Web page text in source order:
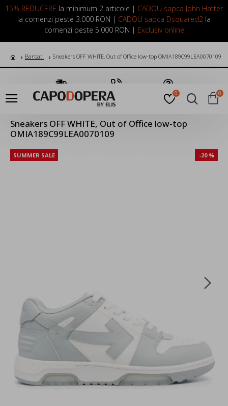
15% REDUCERE la minimum 2 articole | CADOU sapca John Hatter
la comenzi peste 3.000 RON | CADOU sapca Dsquared2 la
comenzi peste 5.000 RON | Exclusiv online
LOGIN INREGISTRARE
0 0
Barbati Sneakers OFF WHITE, Out of Office low-top OMIA189C99LEA0070109
Transport Gratuit Suna Acum Pune o Intrebare
Sneakers OFF WHITE, Out of Office low-top
OMIA189C99LEA0070109
SUMMER SALE -20 %